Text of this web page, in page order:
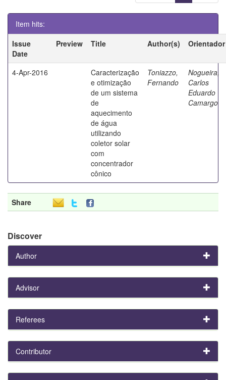
Item hits:
Issue
Date
Preview Title Author(s) Orientador
4-Apr-2016
Caracterização
e otimização
de um sistema
de
aquecimento
de água
utilizando
coletor solar
com
concentrador
cônico
Toniazzo,
Fernando
Nogueira,
Carlos
Eduardo
Camargo
Share
Discover
Author
Advisor
Referees
Contributor